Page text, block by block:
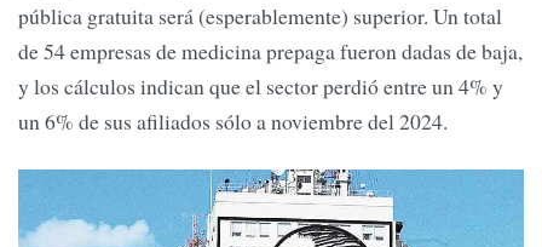
pública gratuita será (esperablemente) superior. Un total
de 54 empresas de medicina prepaga fueron dadas de baja,
y los cálculos indican que el sector perdió entre un 4% y
un 6% de sus afiliados sólo a noviembre del 2024.